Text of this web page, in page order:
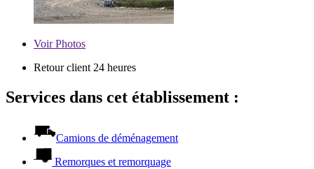
VoirPhotos
Retour client 24 heures
Services dans cet établissement :
Camions de déménagement
Remorques et remorquage